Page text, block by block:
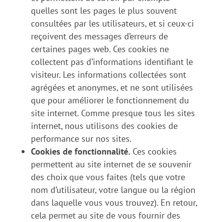
quelles sont les pages le plus souvent
consultées par les utilisateurs, et si ceux-ci
reçoivent des messages d’erreurs de
certaines pages web. Ces cookies ne
collectent pas d’informations identifiant le
visiteur. Les informations collectées sont
agrégées et anonymes, et ne sont utilisées
que pour améliorer le fonctionnement du
site internet. Comme presque tous les sites
internet, nous utilisons des cookies de
performance sur nos sites.
Cookies de fonctionnalité.Ces cookies
permettent au site internet de se souvenir
des choix que vous faites (tels que votre
nom d’utilisateur, votre langue ou la région
dans laquelle vous vous trouvez). En retour,
cela permet au site de vous fournir des